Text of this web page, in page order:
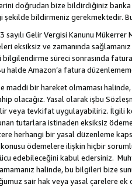
doğrudan bize bildirdiğiniz banka
şekilde bildirmeniz gerekmektedir.
Gelir Vergisi Kanunu
eksiksiz ve zamanında
bilgilendirme süreci sonrasında
halde Amazon’a fatura
maddi bir hareket olmaması
olacağız. Yasal olarak işbu
veya tevkifat uygulayabiliriz. İlgili
tutarlara istinaden eksiksiz
herhangi bir yasal düzenleme
ödemelere ilişkin hiçbir
edebileceğini kabul edersiniz.
halinde, bu bilgileri bize
sair hak veya yasal çarelere